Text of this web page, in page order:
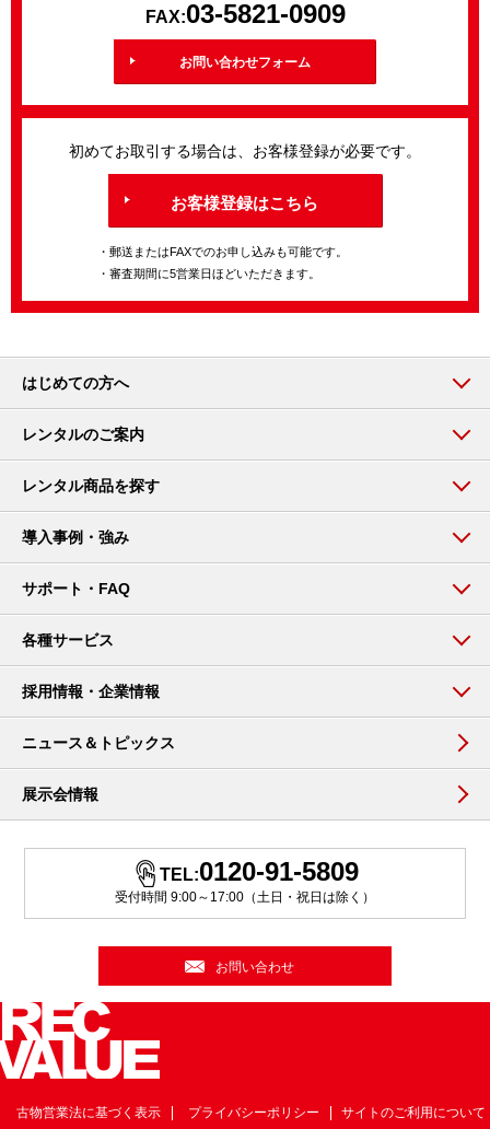
FAX:03-5821-0909
お問い合わせフォーム
初めてお取引する場合は、お客様登録が必要です。
お客様登録はこちら
・郵送またはFAXでのお申し込みも可能です。
・審査期間に5営業日ほどいただきます。
はじめての方へ
レンタルのご案内
レンタル商品を探す
導入事例・強み
サポート・FAQ
各種サービス
採用情報・企業情報
ニュース＆トピックス
展示会情報
TEL:0120-91-5809
受付時間 9:00～17:00（土日・祝日は除く）
お問い合わせ
古物営業法に基づく表示 プライバシーポリシー サイトのご利用について